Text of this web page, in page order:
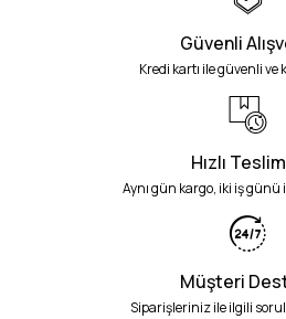
Güvenli
Kredi kartı ile güvenli ve
Hızlı
Aynı gün kargo, iki iş
Müşteri
Siparişleriniz ile ilgili